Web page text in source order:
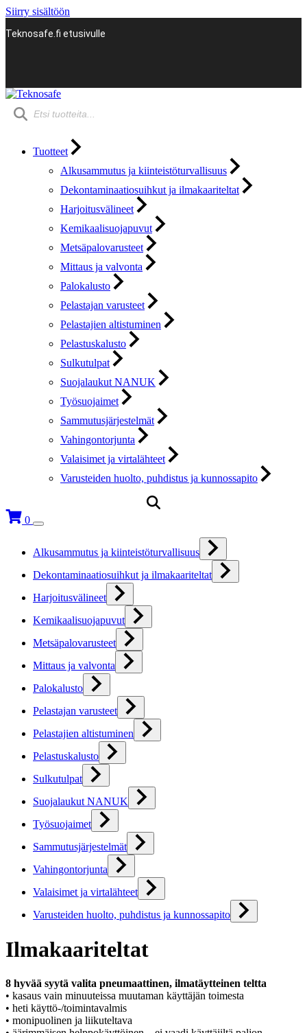
Siirry sisältöön
Teknosafe.fi etusivulle
Products
search
Tuotteet
Alkusammutus ja kiinteistöturvallisuus
Dekontaminaatiosuihkut ja ilmakaariteltat
Harjoitusvälineet
Kemikaalisuojapuvut
Metsäpalovarusteet
Mittaus ja valvonta
Palokalusto
Pelastajan varusteet
Pelastajien altistuminen
Pelastuskalusto
Sulkutulpat
Suojalaukut NANUK
Työsuojaimet
Sammutusjärjestelmät
Vahingontorjunta
Valaisimet ja virtalähteet
Varusteiden huolto, puhdistus ja kunnossapito
0
Alkusammutus ja kiinteistöturvallisuus
Dekontaminaatiosuihkut ja ilmakaariteltat
Harjoitusvälineet
Kemikaalisuojapuvut
Metsäpalovarusteet
Mittaus ja valvonta
Palokalusto
Pelastajan varusteet
Pelastajien altistuminen
Pelastuskalusto
Sulkutulpat
Suojalaukut NANUK
Työsuojaimet
Sammutusjärjestelmät
Vahingontorjunta
Valaisimet ja virtalähteet
Varusteiden huolto, puhdistus ja kunnossapito
Ilmakaariteltat
8 hyvää syytä valita pneumaattinen, ilmatäytteinen teltta
• kasaus vain minuuteissa muutaman käyttäjän toimesta
• heti käyttö-/toimintavalmis
• monipuolinen ja liikuteltava